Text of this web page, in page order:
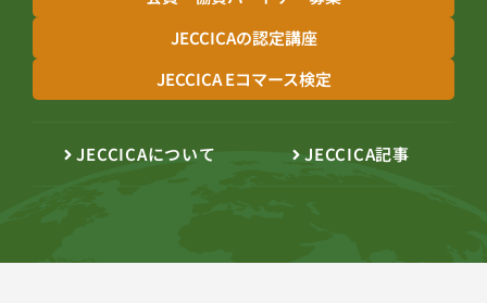
JECCICAの認定講座
JECCICA Eコマース検定
JECCICAについて JECCICA記事